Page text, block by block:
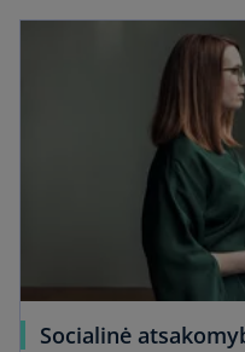
Socialinė